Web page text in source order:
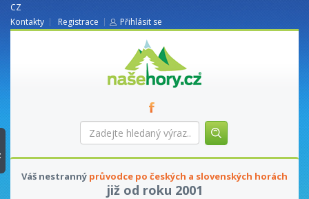
CZ
Kontakty
Registrace Přihlásit se
nasehory.cz
Zadejte
hledaný
Váš nestranný průvodce po českých a slovenských horách
již od roku 2001